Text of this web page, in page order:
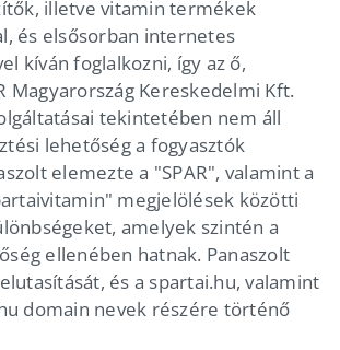
illetve vitamin termékek
és elsősorban internetes
kíván foglalkozni, így az ő,
Magyarország Kereskedelmi Kft.
tekintetében nem áll
lehetőség a fogyasztók
elemezte a "SPAR", valamint a
megjelölések közötti
amelyek szintén a
ellenében hatnak. Panaszolt
és a spartai.hu, valamint
domain nevek részére történő